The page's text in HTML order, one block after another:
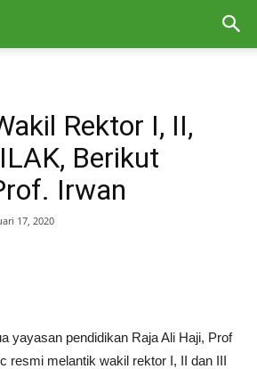
Rektor I, II,
Berikut
Irwan
17, 2020
yayasan pendidikan Raja Ali Haji, Prof
resmi melantik wakil rektor I, II dan III